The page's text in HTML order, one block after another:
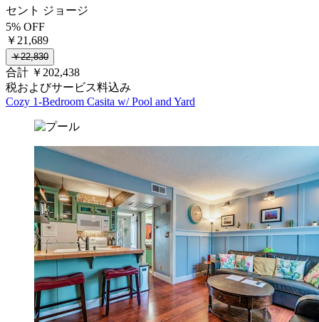
セント ジョージ
5% OFF
￥21,689
￥22,830
合計 ￥202,438
税およびサービス料込み
Cozy 1-Bedroom Casita w/ Pool and Yard